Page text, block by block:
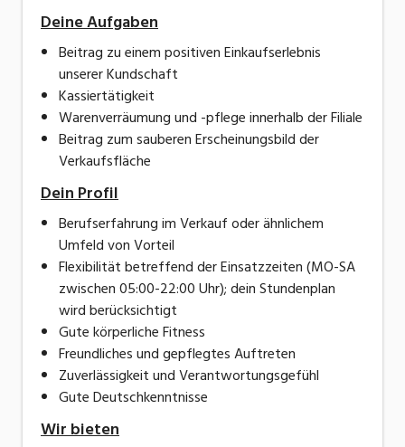
Deine Aufgaben
Beitrag zu einem positiven Einkaufserlebnis
unserer Kundschaft
Kassiertätigkeit
Warenverräumung und -pflege innerhalb der Filiale
Beitrag zum sauberen Erscheinungsbild der
Verkaufsfläche
Dein Profil
Berufserfahrung im Verkauf oder ähnlichem
Umfeld von Vorteil
Flexibilität betreffend der Einsatzzeiten (MO-SA
zwischen 05:00-22:00 Uhr); dein Stundenplan
wird berücksichtigt
Gute körperliche Fitness
Freundliches und gepflegtes Auftreten
Zuverlässigkeit und Verantwortungsgefühl
Gute Deutschkenntnisse
Wir bieten